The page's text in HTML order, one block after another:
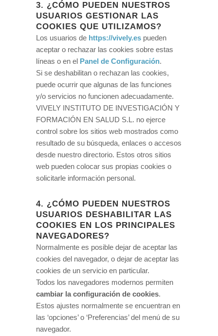
3. ¿CÓMO PUEDEN NUESTROS
USUARIOS GESTIONAR LAS
COOKIES QUE UTILIZAMOS?
Los usuarios de https://vively.es pueden
aceptar o rechazar las cookies sobre estas
líneas o en el Panel de Configuración.
Si se deshabilitan o rechazan las cookies,
puede ocurrir que algunas de las funciones
y/o servicios no funcionen adecuadamente.
VIVELY INSTITUTO DE INVESTIGACIÓN Y
FORMACIÓN EN SALUD S.L. no ejerce
control sobre los sitios web mostrados como
resultado de su búsqueda, enlaces o accesos
desde nuestro directorio. Estos otros sitios
web pueden colocar sus propias cookies o
solicitarle información personal.
4. ¿CÓMO PUEDEN NUESTROS
USUARIOS DESHABILITAR LAS
COOKIES EN LOS PRINCIPALES
NAVEGADORES?
Normalmente es posible dejar de aceptar las
cookies del navegador, o dejar de aceptar las
cookies de un servicio en particular.
Todos los navegadores modernos permiten
cambiar la configuración de cookies.
Estos ajustes normalmente se encuentran en
las ‘opciones’ o ‘Preferencias’ del menú de su
navegador.